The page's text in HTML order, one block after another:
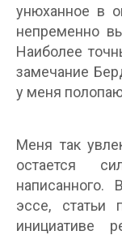
унюханное в
непременно
Наиболее
замечание
у меня
Меня так
остается
эссе, статьи
инициативе